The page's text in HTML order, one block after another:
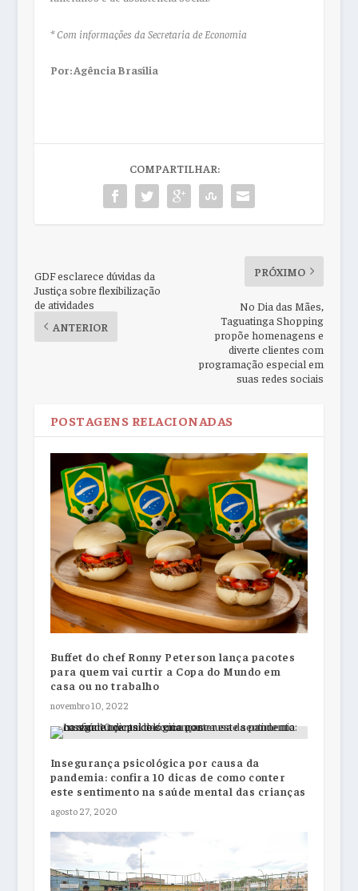
* Com informações da Secretaria de Economia
Por: Agência Brasília
COMPARTILHAR:
GDF esclarece dúvidas da
Justiça sobre flexibilização
de atividades
ANTERIOR
PRÓXIMO
No Dia das Mães,
Taguatinga Shopping
propõe homenagens e
diverte clientes com
programação especial em
suas redes sociais
POSTAGENS RELACIONADAS
Buffet do chef Ronny Peterson lança pacotes
para quem vai curtir a Copa do Mundo em
casa ou no trabalho
novembro 10, 2022
Insegurança psicológica por causa da
pandemia: confira 10 dicas de como conter
este sentimento na saúde mental das crianças
agosto 27, 2020